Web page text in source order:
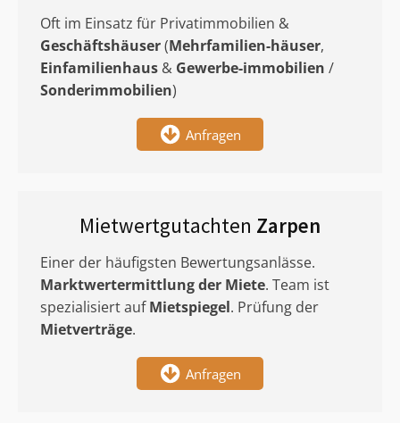
Oft im Einsatz für Privatimmobilien &
Geschäftshäuser(Mehrfamilien-häuser,
Einfamilienhaus & Gewerbe-immobilien /
Sonderimmobilien)
Anfragen
Mietwertgutachten Zarpen
Einer der häufigsten Bewertungsanlässe.
Marktwertermittlungder Miete. Team ist
spezialisiert aufMietspiegel. Prüfung der
Mietverträge.
Anfragen